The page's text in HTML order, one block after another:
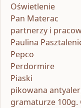
Oświetlenie
Pan Materac
partnerzy i
Paulina
Pepco
Perdormire
Piaski
pikowana
gramaturze